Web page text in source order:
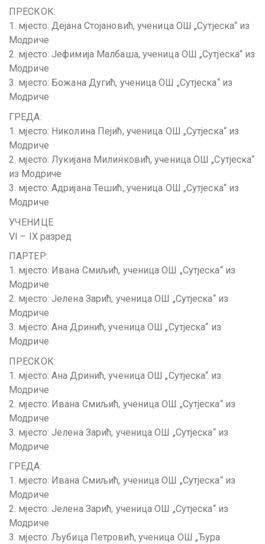
ПРЕСКОК:
1. мјесто: Дејана Стојановић, ученица ОШ „Сутјеска“ из
Модриче
2. мјесто: Јефимија Малбаша, ученица ОШ „Сутјеска“ из
Модриче
3. мјесто: Божана Дугић, ученица ОШ „Сутјеска“ из
Модриче
ГРЕДА:
1. мјесто: Николина Пејић, ученица ОШ „Сутјеска“ из
Модриче
2. мјесто: Лукијана Милинковић, ученица ОШ „Сутјеска“
из Модриче
3. мјесто: Адријана Тешић, ученица ОШ „Сутјеска“ из
Модриче
УЧЕНИЦЕ
VI – IX разред
ПАРТЕР:
1. мјесто: Ивана Смиљић, ученица ОШ „Сутјеска“ из
Модриче
2. мјесто: Јелена Зарић, ученица ОШ „Сутјеска“ из
Модриче
3. мјесто: Ана Дринић, ученица ОШ „Сутјеска“ из
Модриче
ПРЕСКОК:
1. мјесто: Ана Дринић, ученица ОШ „Сутјеска“ из
Модриче
2. мјесто: Ивана Смиљић, ученица ОШ „Сутјеска“ из
Модриче
3. мјесто: Јелена Зарић, ученица ОШ „Сутјеска“ из
Модриче
ГРЕДА:
1. мјесто: Ивана Смиљић, ученица ОШ „Сутјеска“ из
Модриче
2. мјесто: Јелена Зарић, ученица ОШ „Сутјеска“ из
Модриче
3. мјесто: Љубица Петровић, ученица ОШ „Ђура